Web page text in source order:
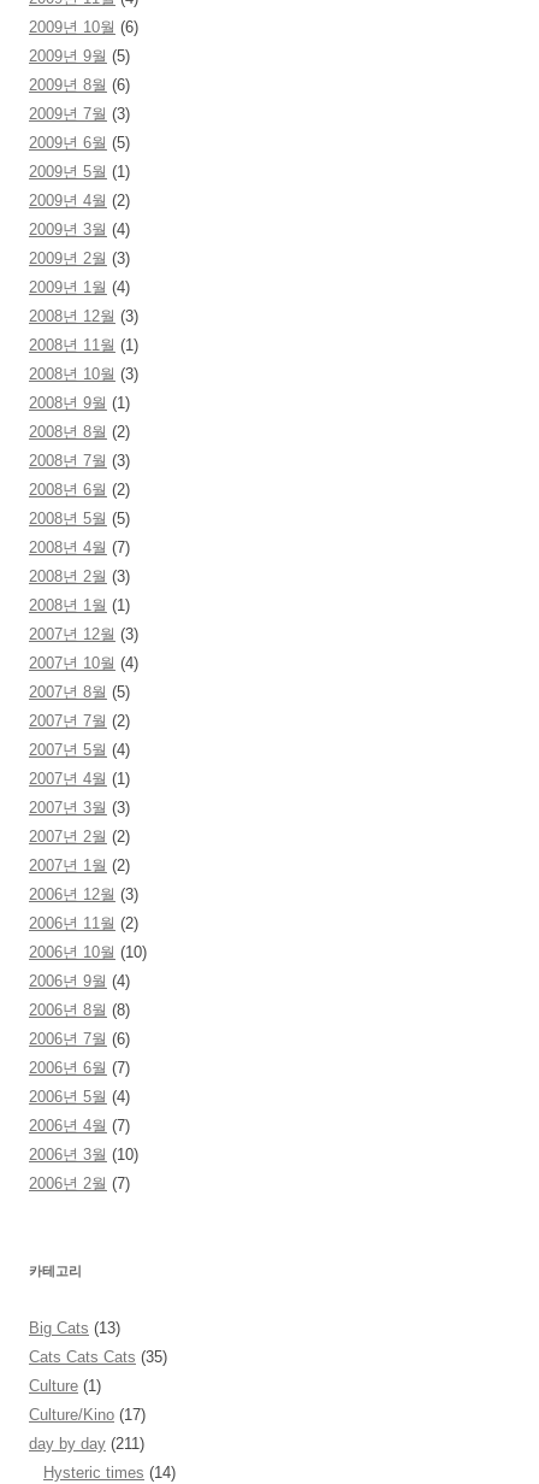
2009년 10월 (6)
2009년 9월 (5)
2009년 8월 (6)
2009년 7월 (3)
2009년 6월 (5)
2009년 5월 (1)
2009년 4월 (2)
2009년 3월 (4)
2009년 2월 (3)
2009년 1월 (4)
2008년 12월 (3)
2008년 11월 (1)
2008년 10월 (3)
2008년 9월 (1)
2008년 8월 (2)
2008년 7월 (3)
2008년 6월 (2)
2008년 5월 (5)
2008년 4월 (7)
2008년 2월 (3)
2008년 1월 (1)
2007년 12월 (3)
2007년 10월 (4)
2007년 8월 (5)
2007년 7월 (2)
2007년 5월 (4)
2007년 4월 (1)
2007년 3월 (3)
2007년 2월 (2)
2007년 1월 (2)
2006년 12월 (3)
2006년 11월 (2)
2006년 10월 (10)
2006년 9월 (4)
2006년 8월 (8)
2006년 7월 (6)
2006년 6월 (7)
2006년 5월 (4)
2006년 4월 (7)
2006년 3월 (10)
2006년 2월 (7)
카테고리
Big Cats (13)
Cats Cats Cats (35)
Culture (1)
Culture/Kino (17)
day by day (211)
Hysteric times (14)